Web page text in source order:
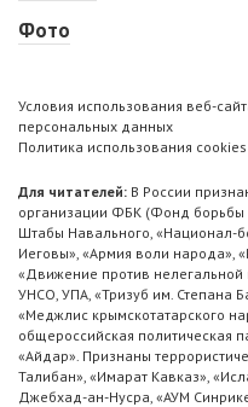
Фото
Условия использования веб-
персональных данных
Политика использования cookies
Для читателей: В России
организации ФБК (Фонд борьбы
Штабы Навального, «Национал-
Иеговы», «Армия воли народа»,
«Движение против нелегальной
УНСО, УПА, «Тризуб им. Степана
«Меджлис крымскотатарского
общероссийская политическая
«Айдар». Признаны
Талибан», «Имарат Кавказ»,
Джебхад-ан-Нусра, «АУМ